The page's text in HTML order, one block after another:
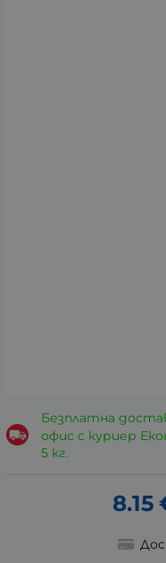
Безплатна
офис с куриер
5 кг.
8.15